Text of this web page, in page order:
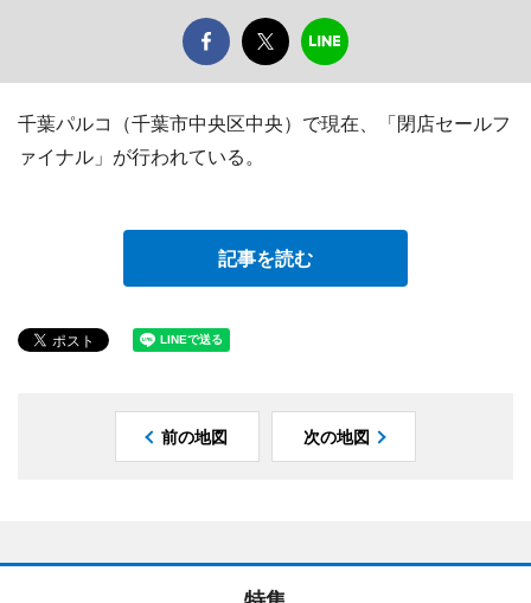
千葉パルコ（千葉市中央区中央）で現在、「閉店セールフ
ァイナル」が行われている。
記事を読む
前の地図 次の地図